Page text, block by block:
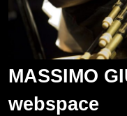
MASSIMO
webspace